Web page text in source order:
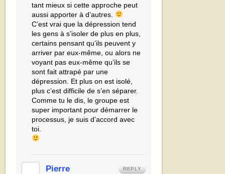
tant mieux si cette approche peut
aussi apporter à d’autres.
C’est vrai que la dépression tend
les gens à s’isoler de plus en plus,
certains pensant qu’ils peuvent y
arriver par eux-même, ou alors ne
voyant pas eux-même qu’ils se
sont fait attrapé par une
dépression. Et plus on est isolé,
plus c’est difficile de s’en séparer.
Comme tu le dis, le groupe est
super important pour démarrer le
processus, je suis d’accord avec
toi.
Pierre REPLY